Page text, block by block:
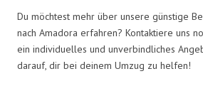
Du möchtest mehr über unsere günstige
nach Amadora erfahren? Kontaktiere uns
ein individuelles und unverbindliches
darauf, dir bei deinem Umzug zu helfen!